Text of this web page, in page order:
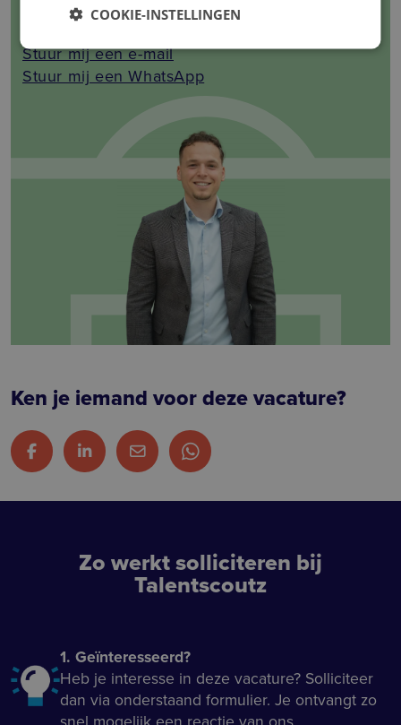
Stuur mij een e-mail
Stuur mij een WhatsApp
Ken je iemand voor deze vacature?
Zo werkt solliciteren bij
Talentscoutz
1. Geïnteresseerd?
Heb je interesse in deze vacature? Solliciteer
dan via onderstaand formulier. Je ontvangt zo
COOKIE-INSTELLINGEN